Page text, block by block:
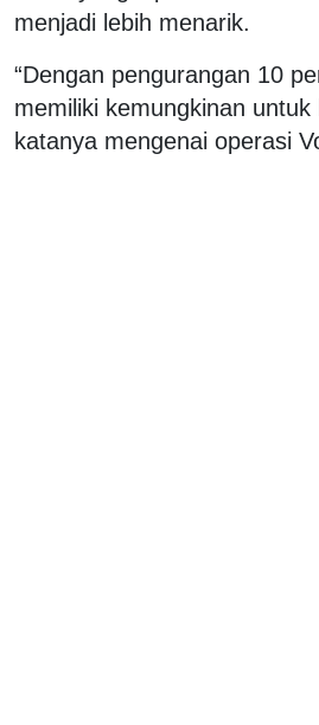
menjadi lebih menarik.
“Dengan pengurangan 10
memiliki kemungkinan untuk
katanya mengenai operasi